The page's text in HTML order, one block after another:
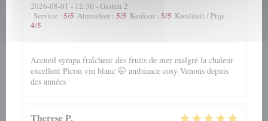
2026-08-01 - 12:30 - Gasten 2
Service : 5/5 Atmosfeer : 5/5 Keuken : 5/5 Kwaliteit / Prijs :
4/5
Accueil sympa fraîcheur des fruits de mer malgré la chaleur
excellent Picon vin blanc 🤭 ambiance cosy Venons depuis
des années
ThereseP